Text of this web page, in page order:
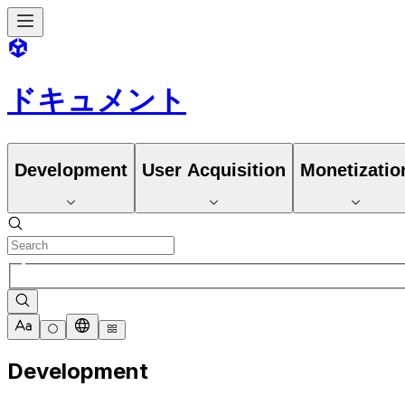
ドキュメント
Development User Acquisition
Development